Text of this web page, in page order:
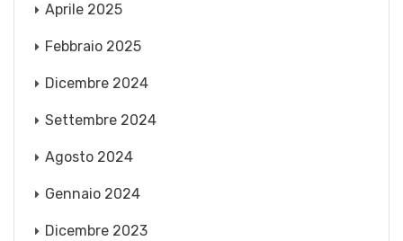
Aprile 2025
Febbraio 2025
Dicembre 2024
Settembre 2024
Agosto 2024
Gennaio 2024
Dicembre 2023